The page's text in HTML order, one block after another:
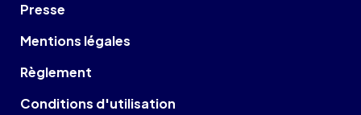
Presse
Mentions légales
Règlement
Conditions d'utilisation